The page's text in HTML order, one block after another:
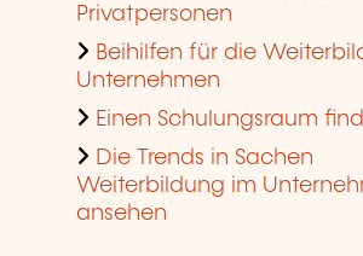
Privatpersonen
Beihilfen für die
Unternehmen
Einen Schulungsraum
Die Trends in Sachen
Weiterbildung im
ansehen